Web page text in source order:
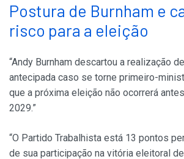
Postura de Burnham e
risco para a eleição
“Andy Burnham descartou a realização
antecipada caso se torne primeiro-
que a próxima eleição não ocorrerá
2029.”
“O Partido Trabalhista está 13 pontos
de sua participação na vitória eleitoral